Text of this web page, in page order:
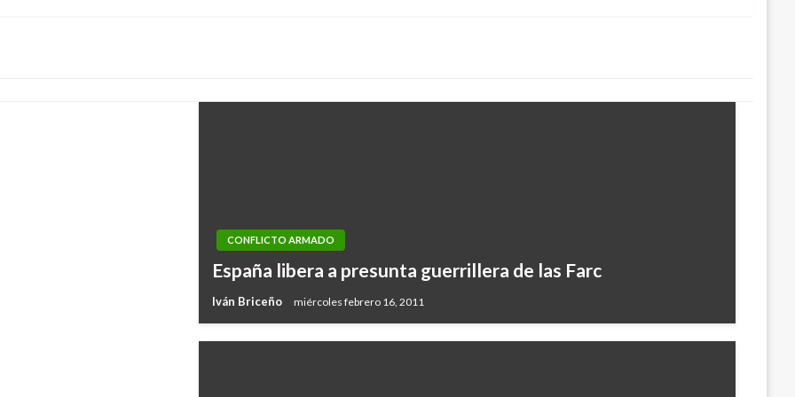
CONFLICTO ARMADO
España libera a presunta guerrillera de las Farc
Iván Briceño miércoles febrero 16, 2011